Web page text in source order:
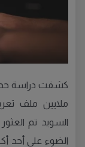
ملايين ملف
السويد تم
الضوء على أحد